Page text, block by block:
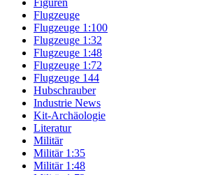
Figuren
Flugzeuge
Flugzeuge 1:100
Flugzeuge 1:32
Flugzeuge 1:48
Flugzeuge 1:72
Flugzeuge 144
Hubschrauber
Industrie News
Kit-Archäologie
Literatur
Militär
Militär 1:35
Militär 1:48